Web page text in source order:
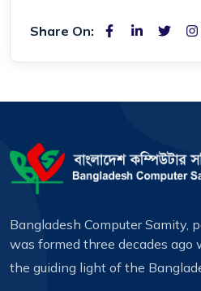
Share On:
Bangladesh Computer Samity,
was formed three decades ago
the guiding light of the